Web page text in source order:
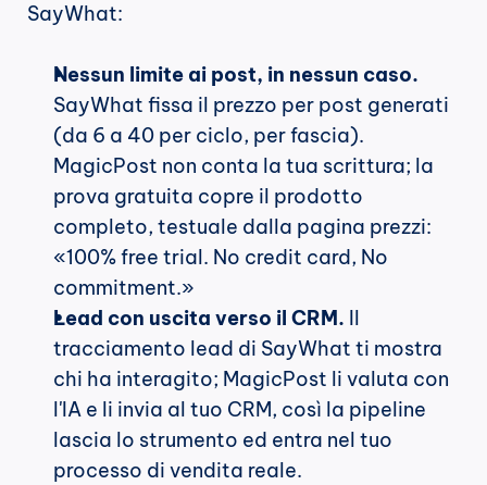
SayWhat:
Nessun limite ai post, in nessun caso.
SayWhat fissa il prezzo per post generati
(da 6 a 40 per ciclo, per fascia).
MagicPost non conta la tua scrittura; la
prova gratuita copre il prodotto
completo, testuale dalla pagina prezzi:
«100% free trial. No credit card, No
commitment.»
Lead con uscita verso il CRM. Il
tracciamento lead di SayWhat ti mostra
chi ha interagito; MagicPost li valuta con
l'IA e li invia al tuo CRM, così la pipeline
lascia lo strumento ed entra nel tuo
processo di vendita reale.